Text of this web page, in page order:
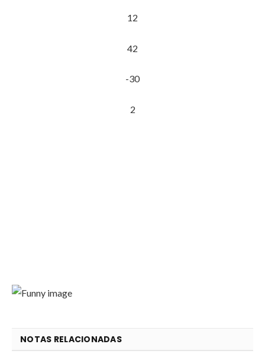
12
42
-30
2
NOTAS RELACIONADAS